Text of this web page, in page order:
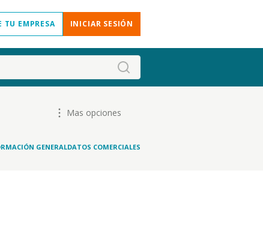
TU EMPRESA INICIAR SESIÓN
Mas opciones
GENERALDATOS COMERCIALES